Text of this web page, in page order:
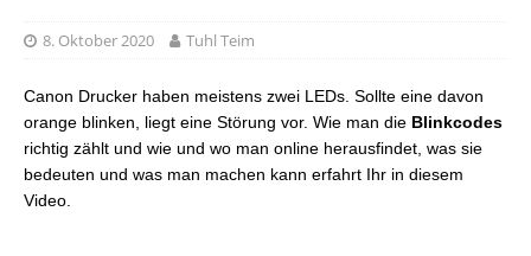
8. Oktober 2020 Tuhl Teim
Canon Drucker haben meistens zwei LEDs. Sollte eine davon
orange blinken, liegt eine Störung vor. Wie man die Blinkcodes
richtig zählt und wie und wo man online herausfindet, was sie
bedeuten und was man machen kann erfahrt Ihr in diesem
Video.